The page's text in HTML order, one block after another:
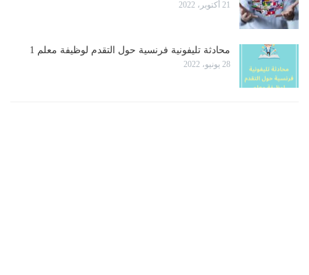
21 أكتوبر، 2022
محادثة تليفونية فرنسية حول التقدم لوظيفة معلم 1
28 يونيو، 2022